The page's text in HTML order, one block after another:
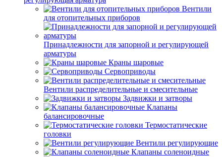
Вентили
для отопительных приборов
Принадлежности для запорной и регулирующей
арматуры
Краны шаровые
Сервоприводы
Вентили распределительные и смесительные
Задвижки и затворы
Клапаны
балансировочные
Термостатические
головки
Вентили регулирующие
Клапаны соленоидные